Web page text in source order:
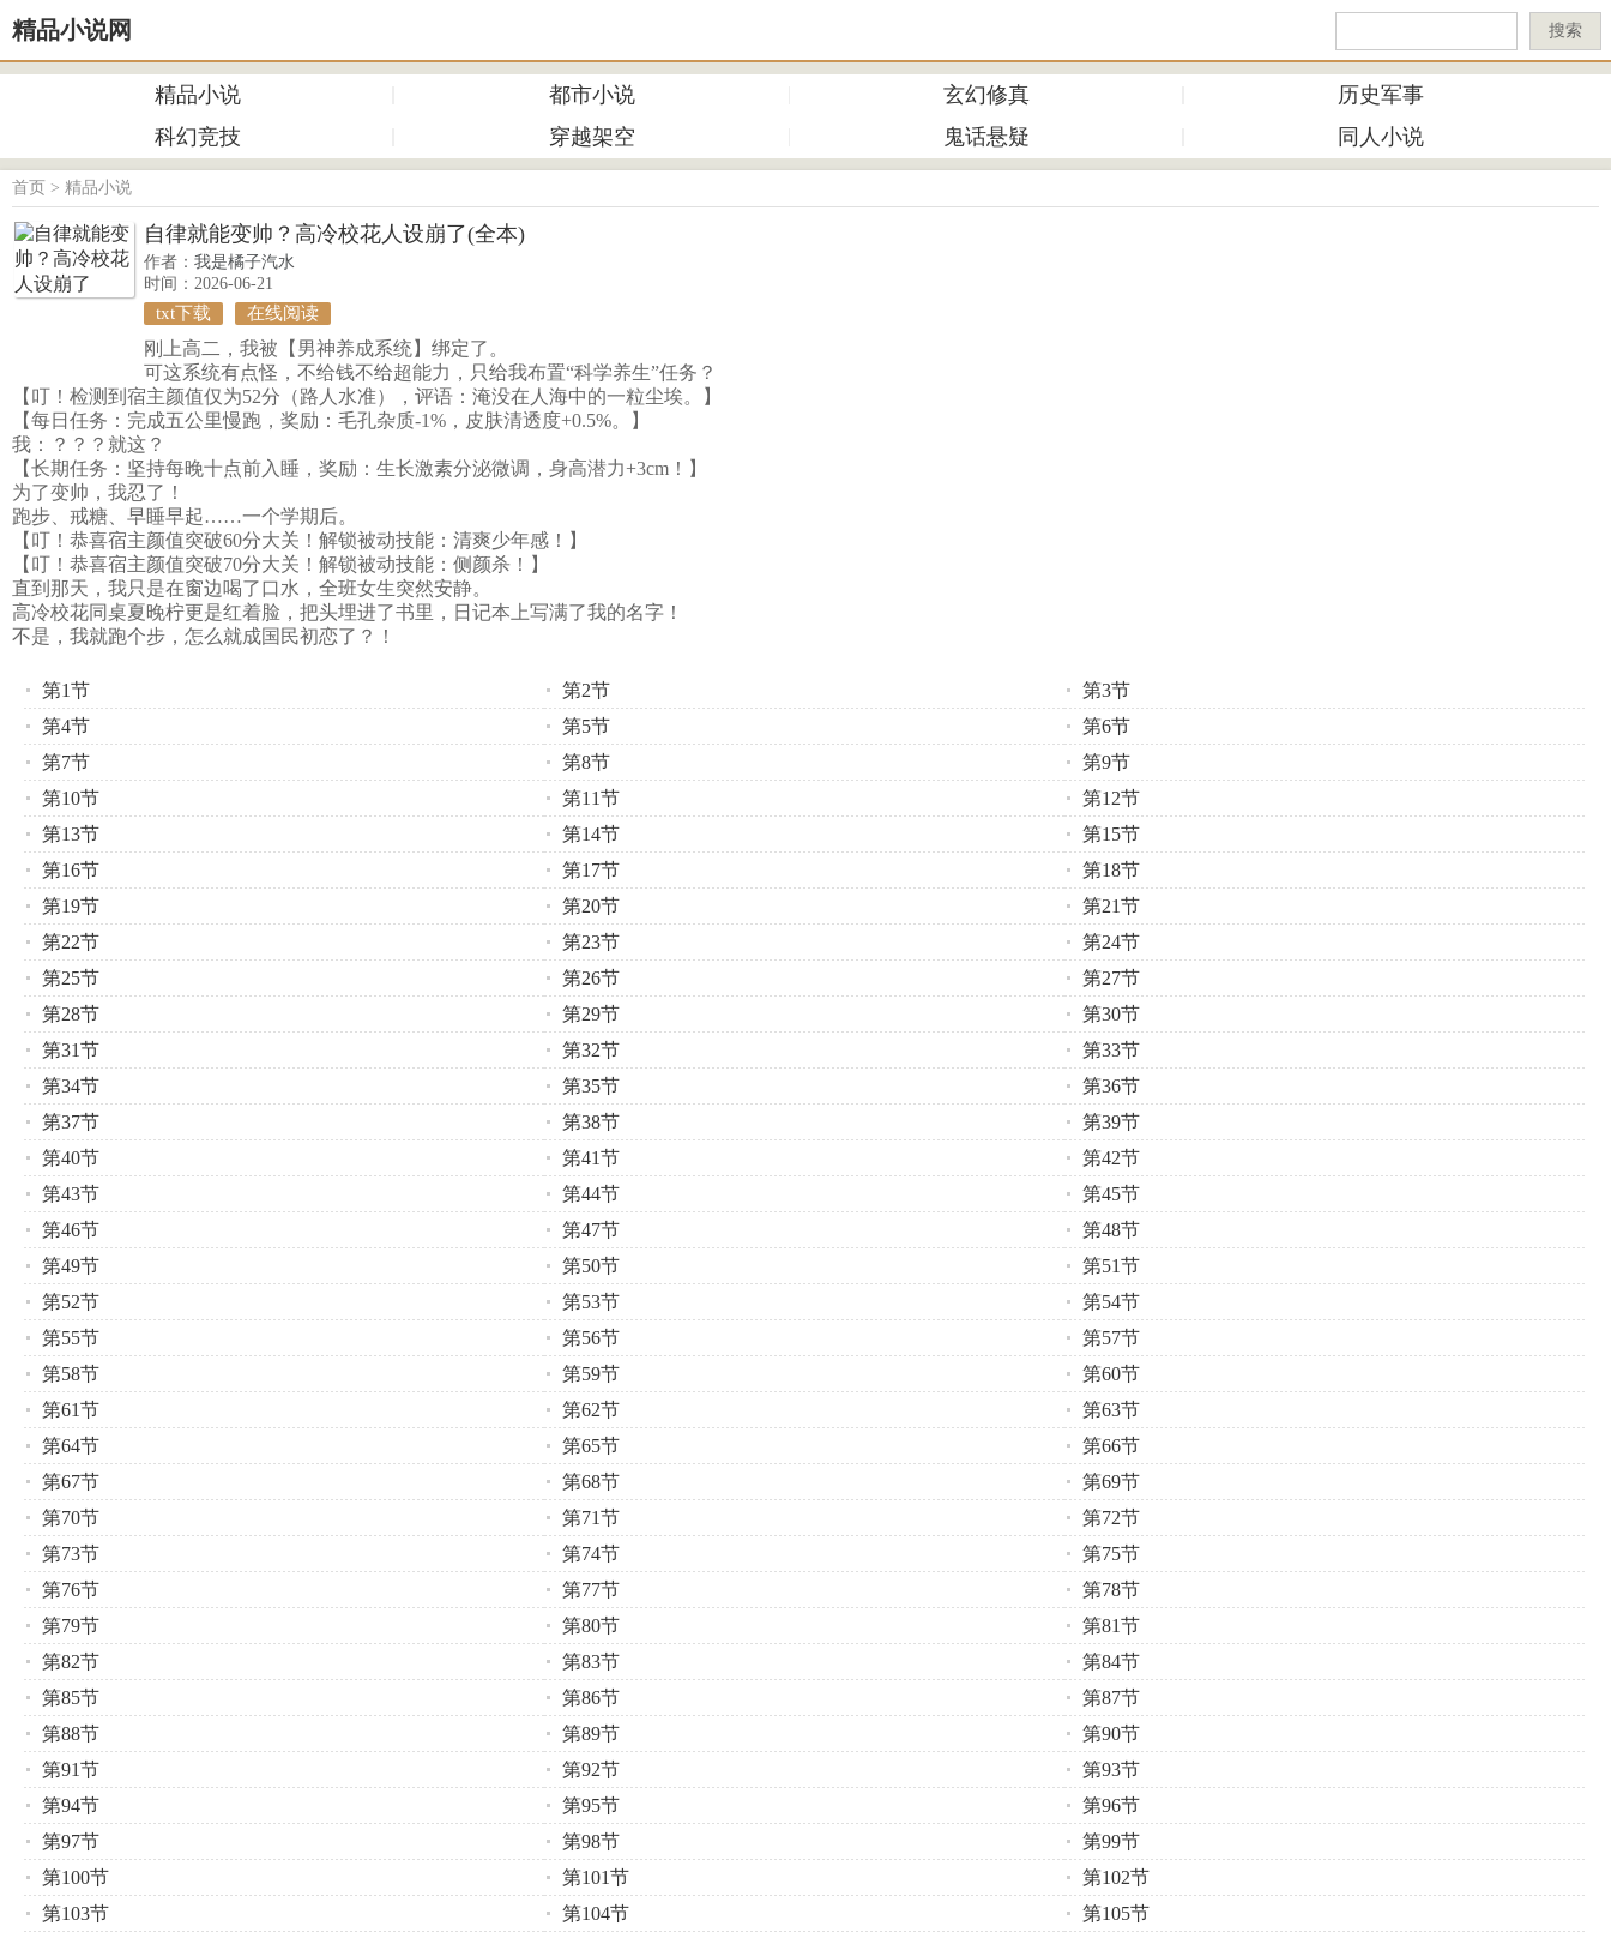
精品小说网 搜索
精品小说 都市小说 玄幻修真
历史军事
科幻竞技
穿越架空 鬼话悬疑 同人小说
首页 > 精品小说
自律就能变帅？高冷校花人设崩了(全本)
作者： 我是橘子汽水
时间：2026-06-21
txt下载 在线阅读
刚上高二，我被【男神养成系统】绑定了。
可这系统有点怪，不给钱不给超能力，只给我布置“科学养生”任务？
【叮！检测到宿主颜值仅为52分（路人水准），评语：淹没在人海中的一粒尘埃。】
【每日任务：完成五公里慢跑，奖励：毛孔杂质-1%，皮肤清透度+0.5%。】
我：？？？就这？
【长期任务：坚持每晚十点前入睡，奖励：生长激素分泌微调，身高潜力+3cm！】
为了变帅，我忍了！
跑步、戒糖、早睡早起……一个学期后。
【叮！恭喜宿主颜值突破60分大关！解锁被动技能：清爽少年感！】
【叮！恭喜宿主颜值突破70分大关！解锁被动技能：侧颜杀！】
直到那天，我只是在窗边喝了口水，全班女生突然安静。
高冷校花同桌夏晚柠更是红着脸，把头埋进了书里，日记本上写满了我的名字！
不是，我就跑个步，怎么就成国民初恋了？！
第1节 第2节
第3节
第4节
第5节
第6节
第7节
第8节
第9节
第10节
第11节
第12节
第13节
第14节
第15节
第16节
第17节
第18节
第19节
第20节
第21节
第22节
第23节
第24节
第25节
第26节
第27节
第28节
第29节
第30节
第31节
第32节
第33节
第34节
第35节
第36节
第37节
第38节
第39节
第40节
第41节
第42节
第43节
第44节
第45节
第46节
第47节
第48节
第49节
第50节
第51节
第52节
第53节
第54节
第55节
第56节
第57节
第58节
第59节
第60节
第61节
第62节
第63节
第64节
第65节
第66节
第67节
第68节
第69节
第70节
第71节
第72节
第73节
第74节
第75节
第76节
第77节
第78节
第79节
第80节
第81节
第82节
第83节
第84节
第85节
第86节
第87节
第88节
第89节
第90节
第91节
第92节
第93节
第94节
第95节
第96节
第97节
第98节
第99节
第100节
第101节
第102节
第103节
第104节
第105节